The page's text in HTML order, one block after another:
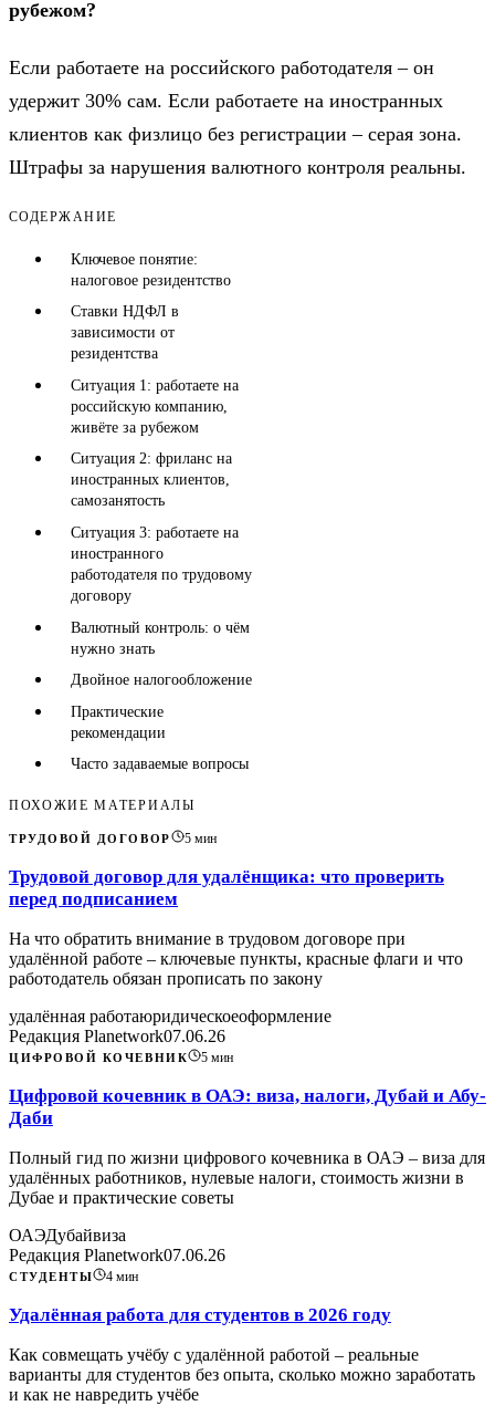
рубежом?
Если работаете на российского работодателя – он
удержит 30% сам. Если работаете на иностранных
клиентов как физлицо без регистрации – серая зона.
Штрафы за нарушения валютного контроля реальны.
СОДЕРЖАНИЕ
Ключевое понятие:
налоговое резидентство
Ставки НДФЛ в
зависимости от
резидентства
Ситуация 1: работаете на
российскую компанию,
живёте за рубежом
Ситуация 2: фриланс на
иностранных клиентов,
самозанятость
Ситуация 3: работаете на
иностранного
работодателя по трудовому
договору
Валютный контроль: о чём
нужно знать
Двойное налогообложение
Практические
рекомендации
Часто задаваемые вопросы
ПОХОЖИЕ МАТЕРИАЛЫ
ТРУДОВОЙ ДОГОВОР 5мин
Трудовой договор для удалёнщика: что проверить
перед подписанием
На что обратить внимание в трудовом договоре при
удалённой работе – ключевые пункты, красные флаги и что
работодатель обязан прописать по закону
удалённая работаюридическоеоформление
Редакция Planetwork07.06.26
ЦИФРОВОЙ КОЧЕВНИК 5 мин
Цифровой кочевник в ОАЭ: виза, налоги, Дубай и Абу-
Даби
Полный гид по жизни цифрового кочевника в ОАЭ – виза для
удалённых работников, нулевые налоги, стоимость жизни в
Дубае и практические советы
ОАЭДубайвиза
Редакция Planetwork07.06.26
СТУДЕНТЫ 4 мин
Удалённая работа для студентов в 2026 году
Как совмещать учёбу с удалённой работой – реальные
варианты для студентов без опыта, сколько можно заработать
и как не навредить учёбе